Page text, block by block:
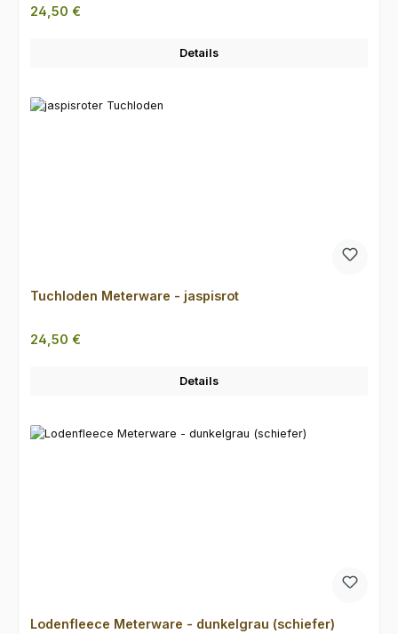
Regulärer Preis:
24,50 €
Details
Tuchloden Meterware - jaspisrot
Regulärer Preis:
24,50 €
Details
Lodenfleece Meterware - dunkelgrau (schiefer)